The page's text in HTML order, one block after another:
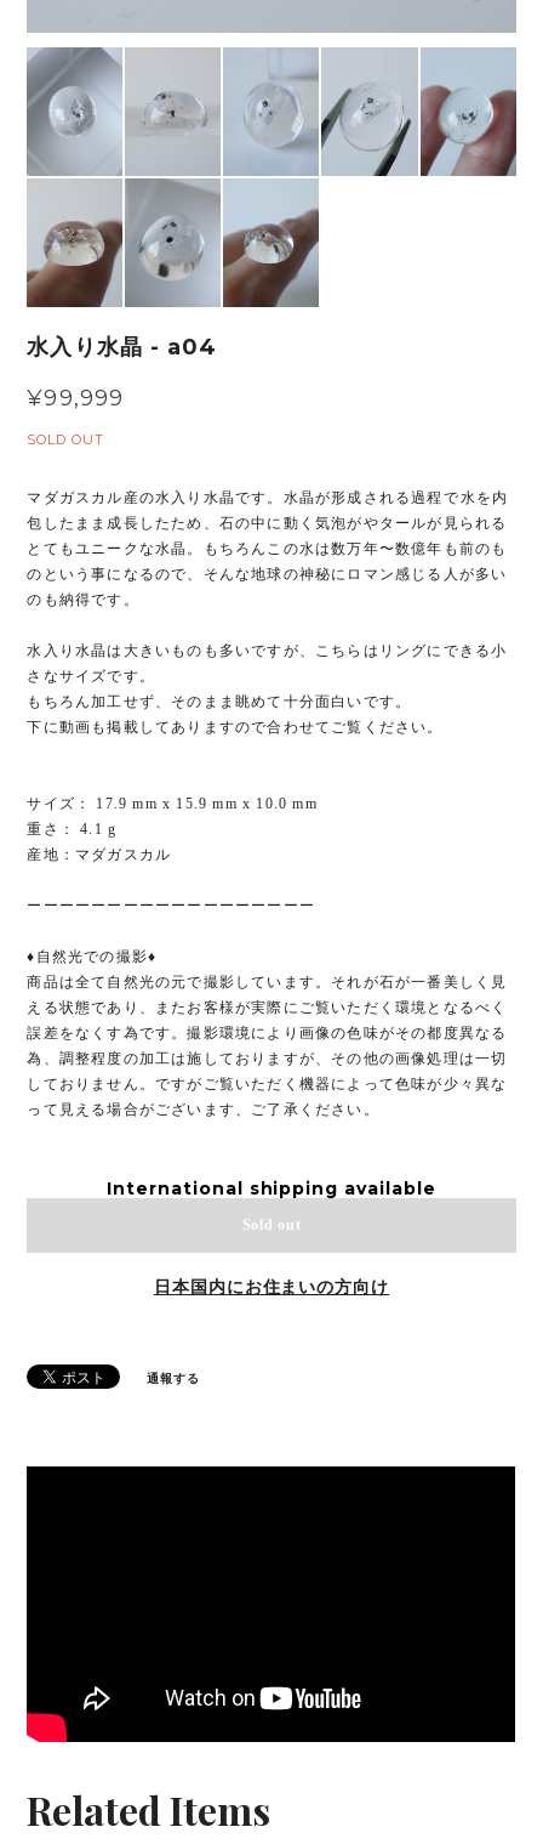
水入り水晶 - a04
¥99,999
SOLD OUT
マダガスカル産の水入り水晶です。水晶が形成される過程で水を内
包したまま成長したため、石の中に動く気泡がやタールが見られる
とてもユニークな水晶。もちろんこの水は数万年〜数億年も前のも
のという事になるので、そんな地球の神秘にロマン感じる人が多い
のも納得です。
水入り水晶は大きいものも多いですが、こちらはリングにできる小
さなサイズです。
もちろん加工せず、そのまま眺めて十分面白いです。
下に動画も掲載してありますので合わせてご覧ください。
サイズ： 17.9 mm x 15.9 mm x 10.0 mm
重さ： 4.1 g
産地：マダガスカル
ーーーーーーーーーーーーーーーーーー
♦︎自然光での撮影♦︎
商品は全て自然光の元で撮影しています。それが石が一番美しく見
える状態であり、またお客様が実際にご覧いただく環境となるべく
誤差をなくす為です。撮影環境により画像の色味がその都度異なる
為、調整程度の加工は施しておりますが、その他の画像処理は一切
しておりません。ですがご覧いただく機器によって色味が少々異な
って見える場合がございます、ご了承ください。
International shipping available
Sold out
日本国内にお住まいの方向け
通報する
Related Items